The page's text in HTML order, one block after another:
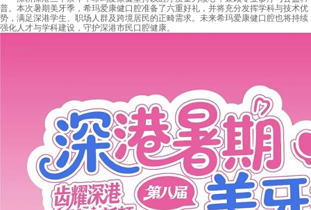
普。本次暑期美牙季，希玛爱康健口腔准备了六重好礼，并将充分发挥学科与技术优
势，满足深港学生、职场人群及跨境居民的正畸需求。未来希玛爱康健口腔也将持续
强化人才与学科建设，守护深港市民口腔健康。